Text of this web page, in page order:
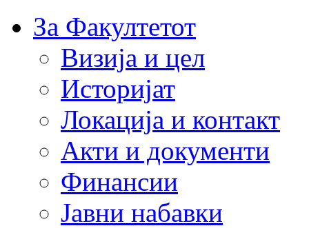
За Факултетот
Визија и цел
Историјат
Локација и контакт
Акти и документи
Финансии
Јавни набавки